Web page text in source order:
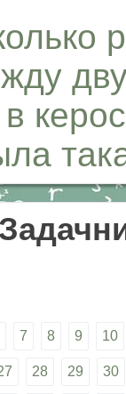
7 8 9 10
28 29 30